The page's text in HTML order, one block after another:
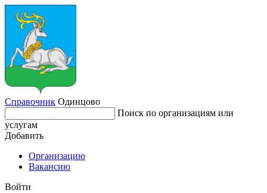
Справочник Одинцово
Поиск по организациям или
услугам
Добавить
Организацию
Вакансию
Войти